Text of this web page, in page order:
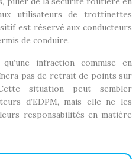
utilisateurs de trottinettes
est réservé aux conducteurs
de conduire.
infraction commise en
pas de retrait de points sur
situation peut sembler
d’EDPM, mais elle ne les
responsabilités en matière